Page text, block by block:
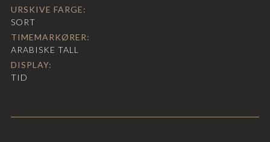
URSKIVE FARGE:
SORT
TIMEMARKØRER:
ARABISKE TALL
DISPLAY:
TID